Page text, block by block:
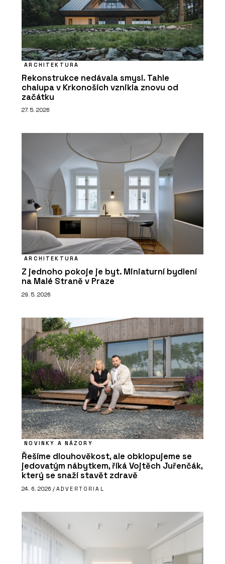
ARCHITEKTURA
Rekonstrukce nedávala smysl. Tahle
chalupa v Krkonoších vznikla znovu od
začátku
27. 5. 2026
ARCHITEKTURA
Z jednoho pokoje je byt. Miniaturní bydlení
na Malé Straně v Praze
29. 5. 2026
NOVINKY A NÁZORY
Řešíme dlouhověkost, ale obklopujeme se
jedovatým nábytkem, říká Vojtěch Juřenčák,
který se snaží stavět zdravě
24. 6. 2026 / ADVERTORIAL